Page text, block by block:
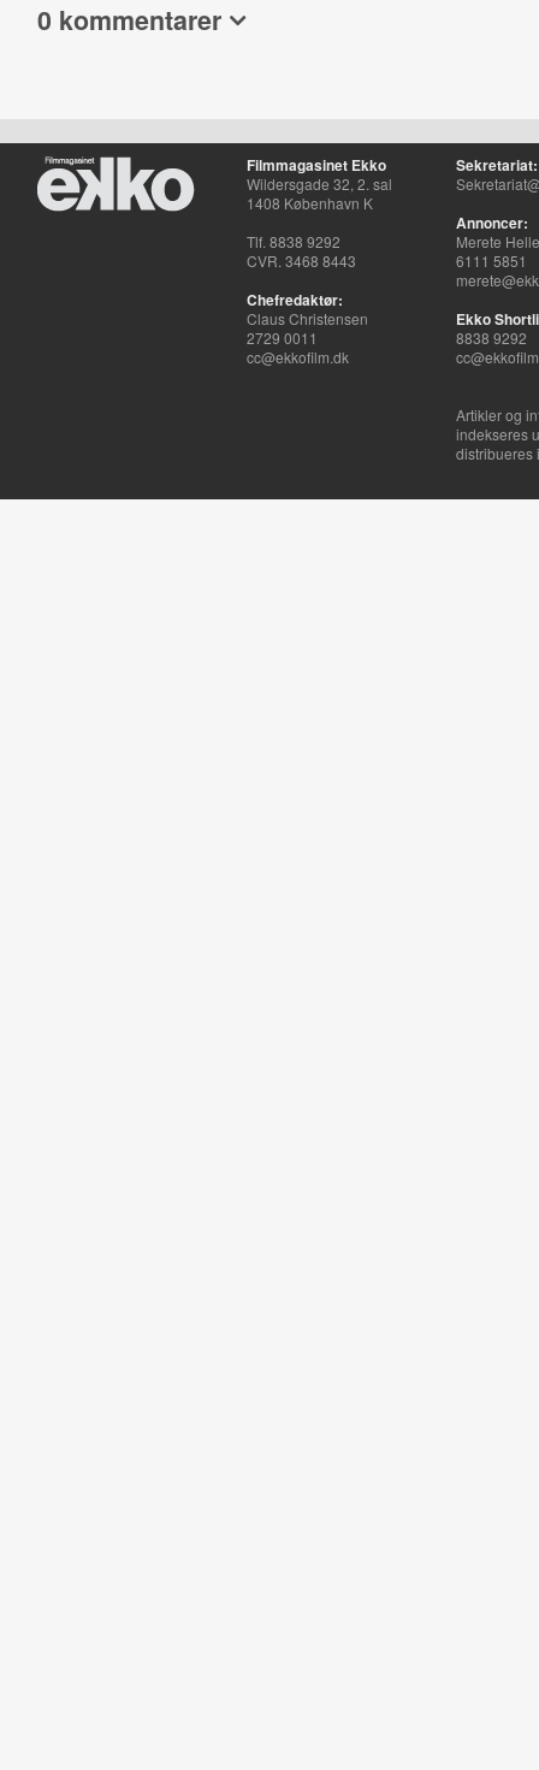
0 kommentarer
Filmmagasinet Ekko
Wildersgade 32, 2. sal
1408 København K
Tlf. 8838 9292
CVR. 3468 8443
Chefredaktør:
Claus Christensen
2729 0011
cc@ekkofilm.dk
Sekretariat:
Annoncer:
Merete
6111 5851
Ekko
8838 9292
Artikler og
indekseres
distribueres